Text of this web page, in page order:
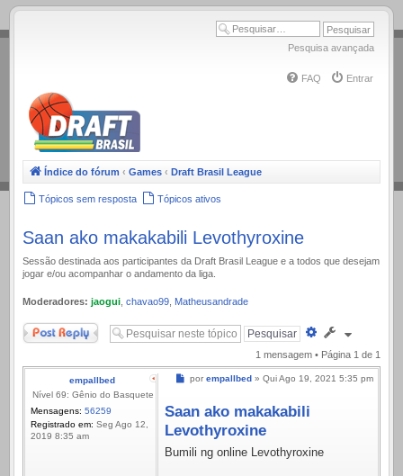
.
Pesquisa avançada
FAQ Entrar
Índice do fórum ‹ Games ‹ Draft Brasil League
Tópicos sem resposta Tópicos ativos
Saan ako makakabili Levothyroxine
Sessão destinada aos participantes da Draft Brasil League e a todos que desejam
jogar e/ou acompanhar o andamento da liga.
Moderadores: jaogui chavao99 Matheusandrade
Responder
Pesquisa
avançada
1 mensagem • Página 1 de 1
empallbed
Nível 69: Gênio do Basquete
Mensagens: 56259
Registrado em: Seg Ago 12,
2019 8:35 am
Mensagem
por empallbed » Qui Ago 19, 2021 5:35 pm
Saan ako makakabili
Levothyroxine
Bumili ng online Levothyroxine